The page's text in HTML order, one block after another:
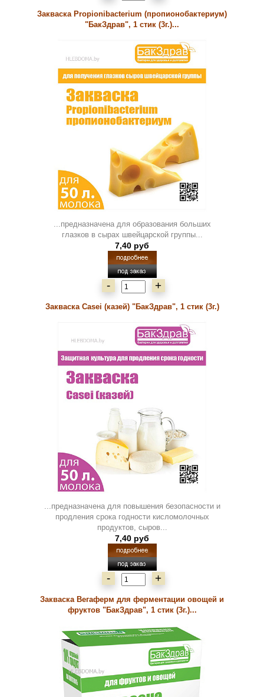
Закваска Propionibacterium (пропионобактериум)
"БакЗдрав", 1 стик (3г.)...
...предназначена для образования больших
глазков в сырах швейцарской группы...
7,40 руб
- +
Закваска Casei (казей) "БакЗдрав", 1 стик (3г.)
...предназначена для повышения безопасности и
продления срока годности кисломолочных
продуктов, сыров...
7,40 руб
- +
Закваска Вегаферм для ферментации овощей и
фруктов "БакЗдрав", 1 стик (3г.)...